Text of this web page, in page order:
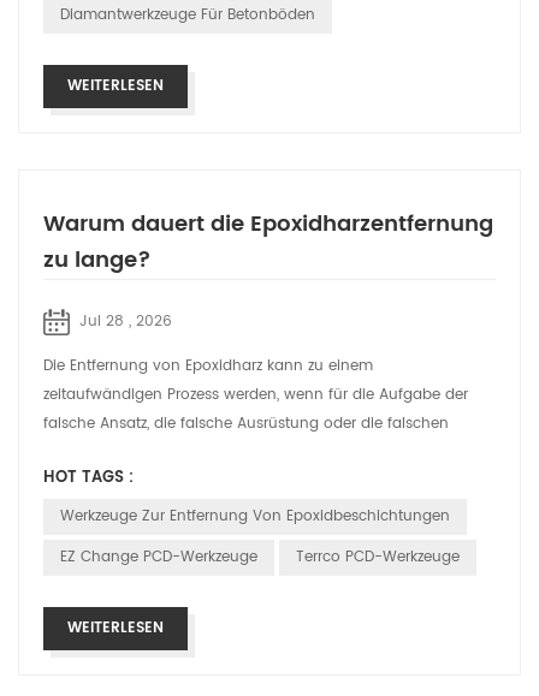
Diamantwerkzeuge Für Betonböden
WEITERLESEN
Warum dauert die Epoxidharzentfernung
zu lange?
Jul 28 , 2026
Die Entfernung von Epoxidharz kann zu einem
zeitaufwändigen Prozess werden, wenn für die Aufgabe der
falsche Ansatz, die falsche Ausrüstung oder die falschen
HOT TAGS :
Werkzeuge Zur Entfernung Von Epoxidbeschichtungen
EZ Change PCD-Werkzeuge
Terrco PCD-Werkzeuge
WEITERLESEN